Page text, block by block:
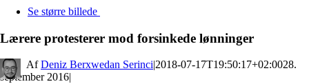
Se større billede
Lærere protesterer mod forsinkede lønninger
By Deniz Berxwedan Serinci|2018-07-17T19:50:17+02:0028.
september 2016|